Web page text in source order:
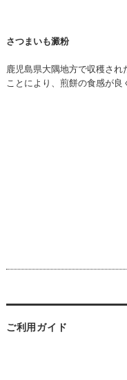
さつまいも澱粉
鹿児島県大隅地方で収穫さ
ことにより、煎餅の食感が良
ご利用ガイド